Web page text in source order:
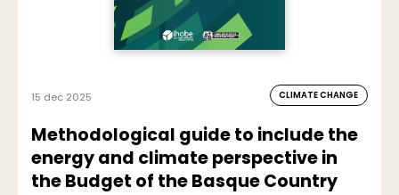
15 dec 2025 CLIMATE CHANGE
Methodological guide to include the
energy and climate perspective in
the Budget of the Basque Country